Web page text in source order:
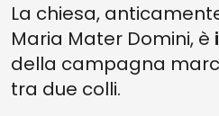
La chiesa,
Maria Mater Domini, è
della campagna
tra due colli.